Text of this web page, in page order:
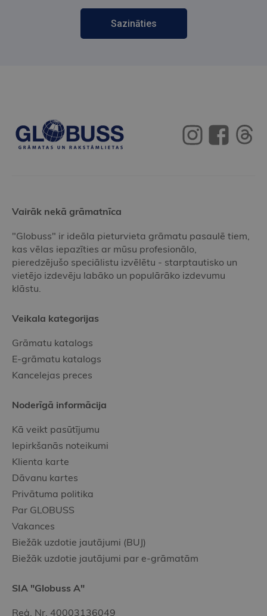
Sazināties
Vairāk nekā grāmatnīca
"Globuss" ir ideāla pieturvieta grāmatu pasaulē tiem,
kas vēlas iepazīties ar mūsu profesionālo,
pieredzējušo speciālistu izvēlētu - starptautisko un
vietējo izdevēju labāko un populārāko izdevumu
klāstu.
Veikala kategorijas
Grāmatu katalogs
E-grāmatu katalogs
Kancelejas preces
Noderīgā informācija
Kā veikt pasūtījumu
Iepirkšanās noteikumi
Klienta karte
Dāvanu kartes
Privātuma politika
Par GLOBUSS
Vakances
Biežāk uzdotie jautājumi (BUJ)
Biežāk uzdotie jautājumi par e-grāmatām
SIA "Globuss A"
Reģ. Nr. 40003136049